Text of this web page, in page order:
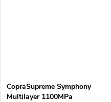
CopraSupreme Symphony
Multilayer 1100MPa